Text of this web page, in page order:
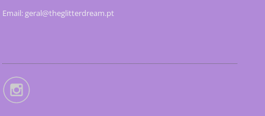
Email: geral@theglitterdream.pt